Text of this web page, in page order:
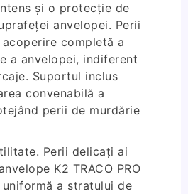
și o protecție de
anvelopei. Perii
completă a
a anvelopei, indiferent
Suportul inclus
convenabilă a
perii de murdărie
Perii delicați ai
K2 TRACO PRO
a stratului de